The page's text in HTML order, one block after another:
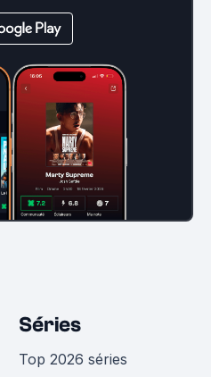
Séries
Top 2026 séries